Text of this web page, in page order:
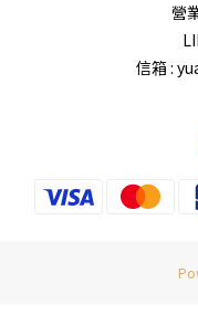
營
信箱 :